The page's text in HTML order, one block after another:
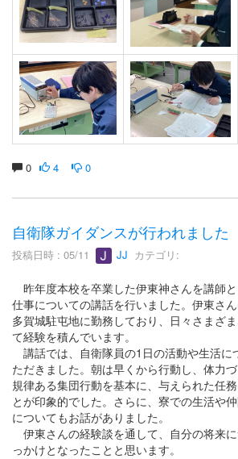
0 4 0
自衛隊ガイダンスが行われました
投稿日時 : 05/11 JJ カテゴリ:
昨年度本校を卒業した伊東神さんを講師
仕事についての講話を行いました。伊東さ
多賀城駐屯地に勤務しており、日々さまざ
て経験を積んでいます。
講話では、自衛隊員の1日の活動や生活に
ただきました。朝は早くから行動し、体力
規律ある集団行動を基本に、与えられた任
とが印象的でした。さらに、寮での生活や
についてもお話がありました。
伊東さんの経験談を通して、自分の将来
っかけとなったことと思います。